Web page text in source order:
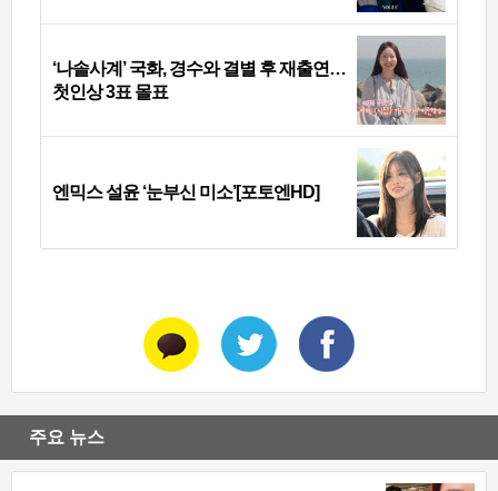
‘나솔사계’ 국화, 경수와 결별 후 재출연…
첫인상 3표 몰표
엔믹스 설윤 ‘눈부신 미소’[포토엔HD]
주요 뉴스